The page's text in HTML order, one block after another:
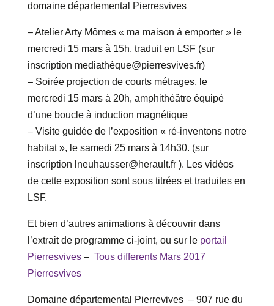
domaine départemental Pierresvives
– Atelier Arty Mômes « ma maison à emporter » le
mercredi 15 mars à 15h, traduit en LSF (sur
inscription mediathèque@pierresvives.fr)
– Soirée projection de courts métrages, le
mercredi 15 mars à 20h, amphithéâtre équipé
d’une boucle à induction magnétique
– Visite guidée de l’exposition « ré-inventons notre
habitat », le samedi 25 mars à 14h30. (sur
inscription lneuhausser@herault.fr ). Les vidéos
de cette exposition sont sous titrées et traduites en
LSF.
Et bien d’autres animations à découvrir dans
l’extrait de programme ci-joint, ou sur le portail
Pierresvives– Tous differents Mars 2017
Pierresvives
Domaine départemental Pierrevives – 907 rue du